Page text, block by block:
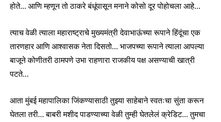
होते… आणि म्हणून तो ठाकरे बंधूंपासून मनाने कोसो दूर पोहोचला आहे…
त्याच वेळी त्याला महाराष्ट्राचे मुख्यमंत्री देवाभाऊंच्या रूपाने हिंदूंचा एक
तारणहार आणि आश्वासक नेता दिसतो… भाजपच्या रूपाने त्याला आपल्या
बाजूने कोणीतरी ठामपणे उभा राहणारा राजकीय पक्ष असण्याची खात्री
पटते…
आता मुंबई महापालिका जिंकण्यासाठी तुझ्या साहेबाने स्वतःचा सुंता करून
घेतला तरी… बाबरी मशीद पाडण्याच्या वेळी तुम्ही घेतलेलं क्रेडिट… तुमचा